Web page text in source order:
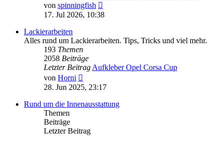
von spinningfish
Beitrag
17. Jul 2026, 10:38
Lackierarbeiten
Alles rund um Lackierarbeiten. Tips, Tricks und viel mehr.
193 Themen
2058 Beiträge
Letzter BeitragAufkleber Opel Corsa Cup
von Horni
Beitrag
28. Jun 2025, 23:17
Rund um die Innenausstattung
Themen
Beiträge
Letzter Beitrag